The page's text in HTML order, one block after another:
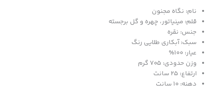
نام: نگاه مجنون
قلم: مینیاتور، چهره و گل برجسته
جنس: نقره
سبک: آبکاری طلایی رنگ
عیار: 100%
وزن حدودی: 705 گرم
ارتفاع: 25 سانت
دهنه: 10 سانت